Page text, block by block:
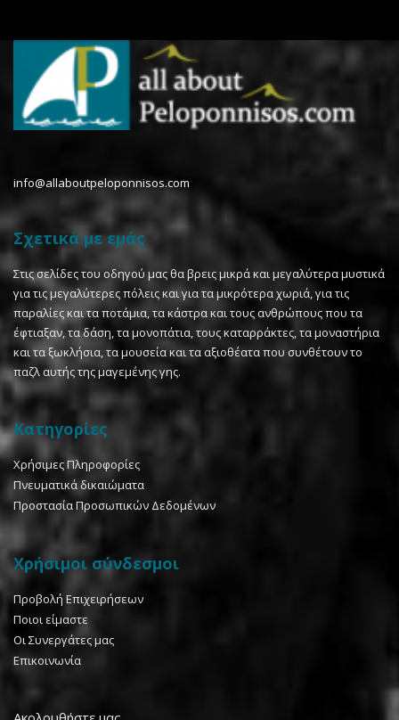
info@allaboutpeloponnisos.com
Σχετικά με εμάς
Στις σελίδες του οδηγού μας θα βρεις μικρά και μεγαλύτερα μυστικά
για τις μεγαλύτερες πόλεις και για τα μικρότερα χωριά, για τις
παραλίες και τα ποτάμια, τα κάστρα και τους ανθρώπους που τα
έφτιαξαν, τα δάση, τα μονοπάτια, τους καταρράκτες, τα μοναστήρια
και τα ξωκλήσια, τα μουσεία και τα αξιοθέατα που συνθέτουν το
παζλ αυτής της μαγεμένης γης.
Κατηγορίες
Χρήσιμες Πληροφορίες
Πνευματικά δικαιώματα
Προστασία Προσωπικών Δεδομένων
Χρήσιμοι σύνδεσμοι
Προβολή Επιχειρήσεων
Ποιοι είμαστε
Οι Συνεργάτες μας
Επικοινωνία